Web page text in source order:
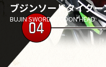
ブジンソードタイク
BUJIN SWORD TYCOON HEAD